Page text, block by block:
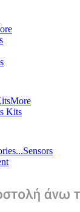
More
Kits
Sensors